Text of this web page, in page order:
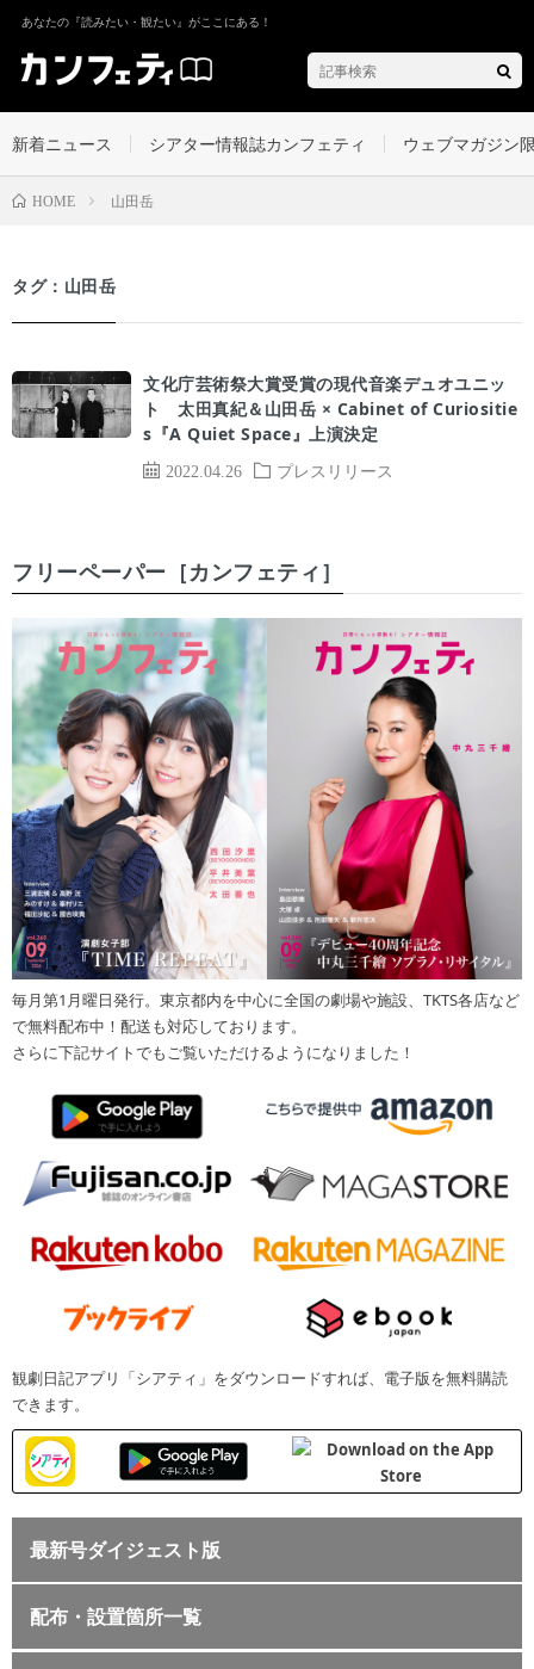
あなたの『読みたい・観たい』がここにある！
新着ニュース シアター情報誌カンフェティ ウェブマガジン
HOME 山田岳
タグ：山田岳
2022.04.26 プレスリリース
文化庁芸術祭大賞受賞の現代音楽デュオユニッ
ト 太田真紀＆山田岳 × Cabinet of Curiositie
s『A Quiet Space』上演決定
フリーペーパー［カンフェティ］
毎月第1月曜日発行。東京都内を中心に全国の劇場や施設、TKTS各店など
で無料配布中！配送も対応しております。
さらに下記サイトでもご覧いただけるようになりました！
観劇日記アプリ「シアティ」をダウンロードすれば、電子版を無料購読
できます。
最新号ダイジェスト版
配布・設置箇所一覧